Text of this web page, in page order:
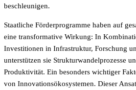
beschleunigen.
Staatliche Förderprogramme haben auf
eine transformative Wirkung: In
Investitionen in Infrastruktur, Forschung
unterstützen sie Strukturwandelprozesse
Produktivität. Ein besonders wichtiger
von Innovationsökosystemen. Dieser